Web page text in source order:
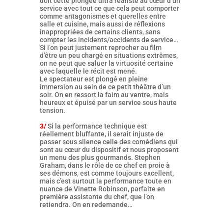
service avec tout ce que cela peut comporter
comme antagonismes et querelles entre
salle et cuisine, mais aussi de réflexions
inappropriées de certains clients, sans
compter les incidents/accidents de service…
Si l’on peut justement reprocher au film
d’être un peu chargé en situations extrêmes,
on ne peut que saluer la virtuosité certaine
avec laquelle le récit est mené.
Le spectateur est plongé en pleine
immersion au sein de ce petit théâtre d’un
soir. On en ressort la faim au ventre, mais
heureux et épuisé par un service sous haute
tension.
3/Si la performance technique est
réellement bluffante, il serait injuste de
passer sous silence celle des comédiens qui
sont au cœur du dispositif et nous proposent
un menu des plus gourmands. Stephen
Graham, dans le rôle de ce chef en proie à
ses démons, est comme toujours excellent,
mais c’est surtout la performance toute en
nuance de Vinette Robinson, parfaite en
première assistante du chef, que l’on
retiendra. On en redemande…